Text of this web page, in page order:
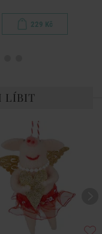
229 Kč
LÍBIT